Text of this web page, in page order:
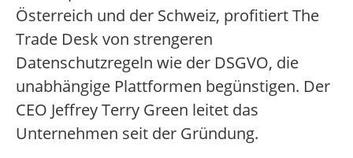
Österreich und der Schweiz, profitiert The
Trade Desk von strengeren
Datenschutzregeln wie der DSGVO, die
unabhängige Plattformen begünstigen. Der
CEO Jeffrey Terry Green leitet das
Unternehmen seit der Gründung.